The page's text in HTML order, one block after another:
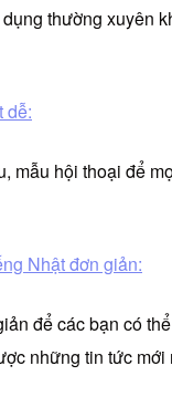
thường xuyên
dễ:
mẫu hội thoại để
Nhật đơn giản:
để các bạn có
những tin tức